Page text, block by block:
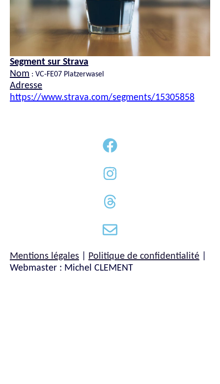
Segment sur Strava
Nom : VC-FE07 Platzerwasel
Adresse
https://www.strava.com/segments/15305858
Mentions légales Politique de confidentialité
Webmaster : Michel CLEMENT